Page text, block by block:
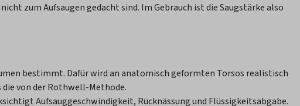
zum Aufsaugen gedacht sind. Im Gebrauch ist die Saugstärke also
bestimmt. Dafür wird an anatomisch geformten Torsos realistisch
von der Rothwell-Methode.
Aufsauggeschwindigkeit, Rücknässung und Flüssigkeitsabgabe.